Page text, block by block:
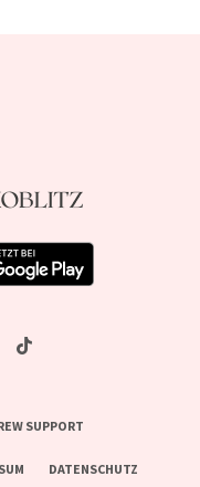
SUPPORT
DATENSCHUTZ